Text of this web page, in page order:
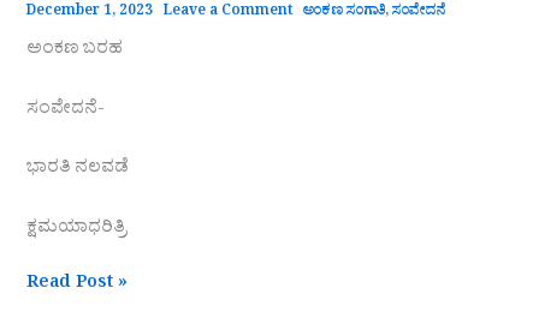
December 1, 2023 Leave a Comment ಅಂಕಣ ಸಂಗಾತಿ,ಸಂವೇದನೆ
ಅಂಕಣ ಬರಹ
ಸಂವೇದನೆ-
ಭಾರತಿ ನಲವಡೆ
ಕ್ಷಮಯಾಧರಿತ್ರಿ
Read Post »